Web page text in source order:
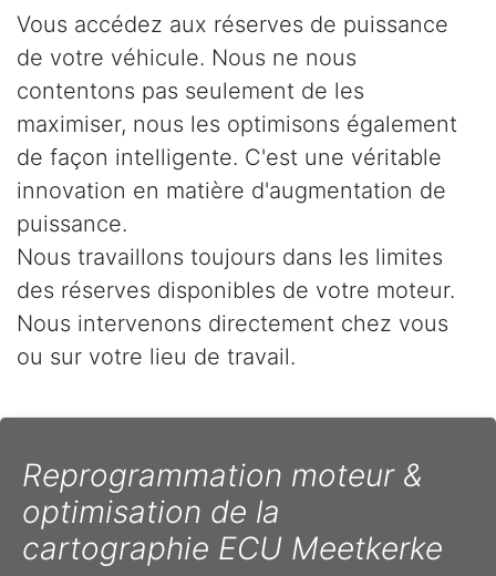
Vous accédez aux réserves de puissance
de votre véhicule. Nous ne nous
contentons pas seulement de les
maximiser, nous les optimisons également
de façon intelligente. C'est une véritable
innovation en matière d'augmentation de
puissance.
Nous travaillons toujours dans les limites
des réserves disponibles de votre moteur.
Nous intervenons directement chez vous
ou sur votre lieu de travail.
Reprogrammation moteur &
optimisation de la
cartographie ECU Meetkerke